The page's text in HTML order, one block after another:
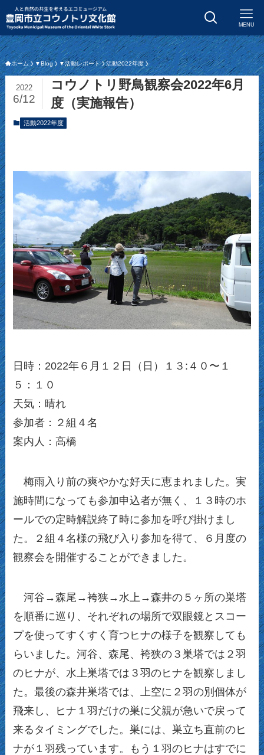
MENU
ホーム ▼Blog ▼活動レポート 活動2022年度
コウノトリ野鳥観察会2022年6月
度（実施報告）
2022
6/12
活動2022年度
日時：2022年６月１２日（日）１３:４０〜１
５：１０
天気：晴れ
参加者：２組４名
案内人：高橋
梅雨入り前の爽やかな好天に恵まれました。実
施時間になっても参加申込者が無く、１３時のホ
ールでの定時解説終了時に参加を呼び掛けまし
た。２組４名様の飛び入り参加を得て、６月度の
観察会を開催することができました。
河谷→森尾→袴狭→水上→森井の５ヶ所の巣塔
を順番に巡り、それぞれの場所で双眼鏡とスコー
プを使ってすくすく育つヒナの様子を観察しても
らいました。河谷、森尾、袴狭の３巣塔では２羽
のヒナが、水上巣塔では３羽のヒナを観察しまし
た。最後の森井巣塔では、上空に２羽の別個体が
飛来し、ヒナ１羽だけの巣に父親が急いで戻って
来るタイミングでした。巣には、巣立ち直前のヒ
ナが１羽残っています。もう１羽のヒナはすでに